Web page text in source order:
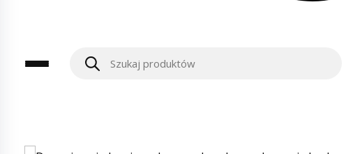
produktów